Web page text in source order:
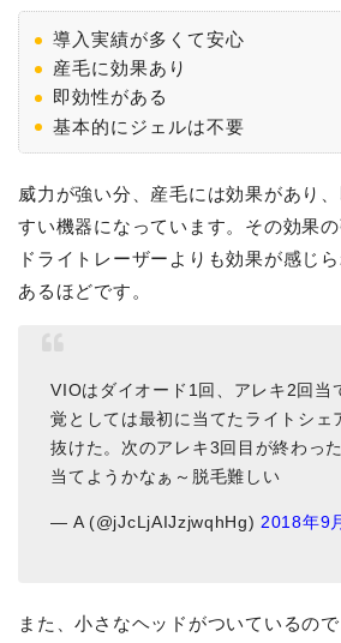
導入実績が多くて安心
産毛に効果あり
即効性がある
基本的にジェルは不要
威力が強い分、産毛には効果があり
すい機器になっています。その効果
ドライトレーザーよりも効果が感じ
あるほどです。
VIOはダイオード1回、アレキ2回当
覚としては最初に当てたライトシェ
抜けた。次のアレキ3回目が終わっ
当てようかなぁ～脱毛難しい
— A (@jJcLjAIJzjwqhHg)2018年9
また、小さなヘッドがついているの